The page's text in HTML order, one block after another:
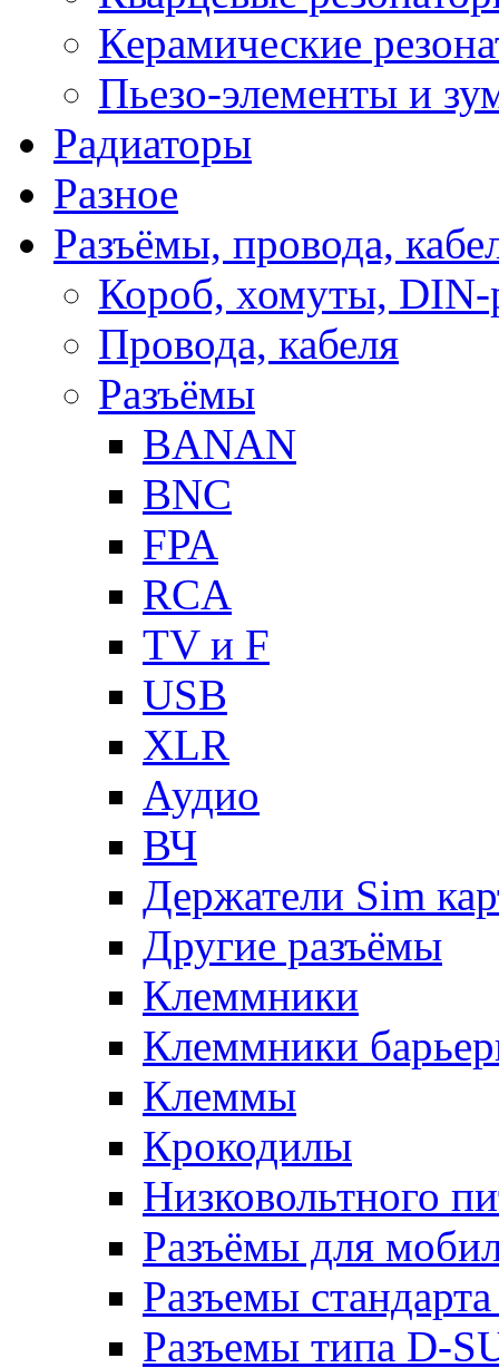
Керамические
Пьезо-элементы и
Радиаторы
Разное
Разъёмы, провода,
Короб, хомуты, DIN-
Провода, кабеля
Разъёмы
BANAN
BNC
FPA
RCA
TV и F
USB
XLR
Аудио
ВЧ
Держатели Sim
Другие разъёмы
Клеммники
Клеммники
Клеммы
Крокодилы
Низковольтного
Разъёмы для
Разъемы
Разъемы типа D-